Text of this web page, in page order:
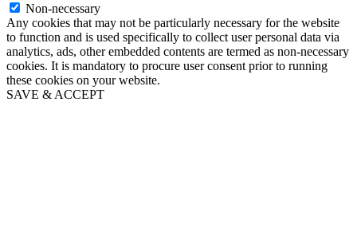
Non-necessary
Any cookies that may not be particularly necessary for the website
to function and is used specifically to collect user personal data via
analytics, ads, other embedded contents are termed as non-necessary
cookies. It is mandatory to procure user consent prior to running
these cookies on your website.
SAVE & ACCEPT